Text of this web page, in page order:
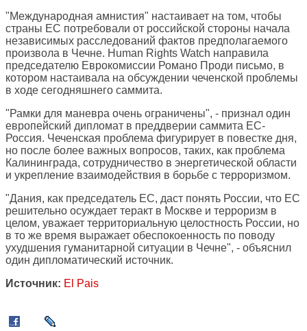
"Международная амнистия" настаивает на том, чтобы
страны ЕС потребовали от российской стороны начала
независимых расследований фактов предполагаемого
произвола в Чечне. Human Rights Watch направила
председателю Еврокомиссии Романо Проди письмо, в
котором настаивала на обсуждении чеченской проблемы
в ходе сегодняшнего саммита.
"Рамки для маневра очень ограничены", - признал один
европейский дипломат в преддверии саммита ЕС-
Россия. Чеченская проблема фигурирует в повестке дня,
но после более важных вопросов, таких, как проблема
Калининграда, сотрудничество в энергетической области
и укрепление взаимодействия в борьбе с терроризмом.
"Дания, как председатель ЕС, даст понять России, что ЕС
решительно осуждает теракт в Москве и терроризм в
целом, уважает территориальную целостность России, но
в то же время выражает обеспокоенность по поводу
ухудшения гуманитарной ситуации в Чечне", - объяснил
один дипломатический источник.
Источник: El Pais